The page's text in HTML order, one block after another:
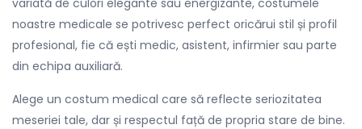
variată de culori elegante sau energizante, costumele
noastre medicale se potrivesc perfect oricărui stil și profil
profesional, fie că ești medic, asistent, infirmier sau parte
din echipa auxiliară.
Alege un costum medical care să reflecte seriozitatea
meseriei tale, dar și respectul față de propria stare de bine.